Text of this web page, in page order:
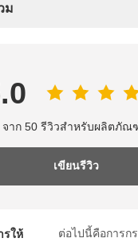
ม
จาก 50 รีวิวสำหรับผลิตภัณ
เขียนรีวิว
รให้
ต่อไปนี้คือการก